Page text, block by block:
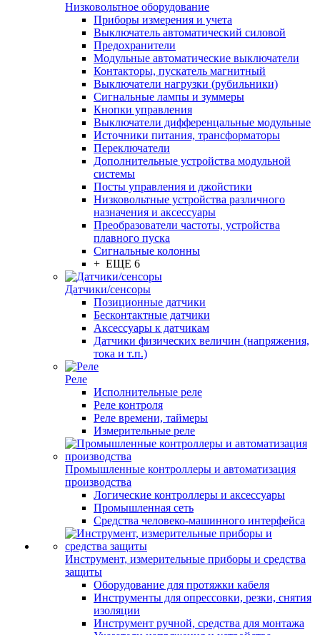
Низковольтное оборудование
Приборы измерения и учета
Выключатель автоматический силовой
Предохранители
Модульные автоматические выключатели
Контакторы, пускатель магнитный
Выключатели нагрузки (рубильники)
Сигнальные лампы и зуммеры
Кнопки управления
Выключатели дифференцальные модульные
Источники питания, трансформаторы
Переключатели
Дополнительные устройства модульной
системы
Посты управления и джойстики
Низковольтные устройства различного
назначения и аксессуары
Преобразователи частоты, устройства
плавного пуска
Сигнальные колонны
+ ЕЩЕ 6
Датчики/сенсоры
Позиционные датчики
Бесконтактные датчики
Аксессуары к датчикам
Датчики физических величин (напряжения,
тока и т.п.)
Реле
Исполнительные реле
Реле контроля
Реле времени, таймеры
Измерительные реле
Промышленные контроллеры и автоматизация
производства
Логические контроллеры и аксессуары
Промышленная сеть
Средства человеко-машинного интерфейса
Инструмент, измерительные приборы и средства
защиты
Оборудование для протяжки кабеля
Инструменты для опрессовки, резки, снятия
изоляции
Инструмент ручной, средства для монтажа